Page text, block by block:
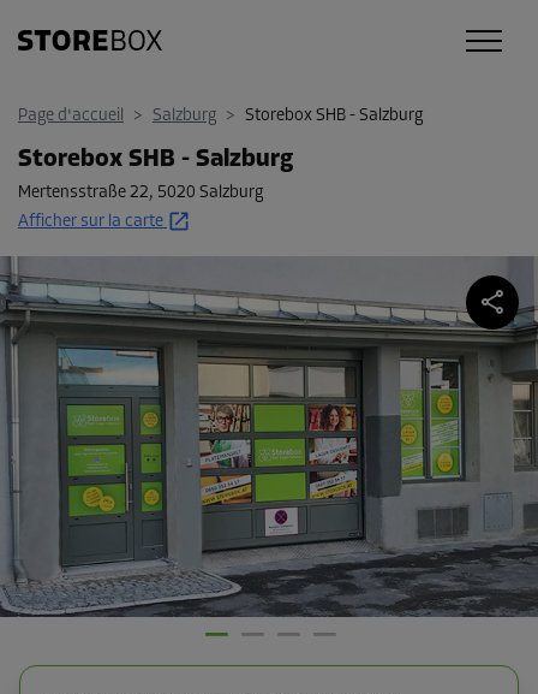
Page d'accueil > Salzburg > Storebox SHB - Salzburg
Storebox SHB - Salzburg
Mertensstraße 22, 5020 Salzburg
Afficher sur la carte